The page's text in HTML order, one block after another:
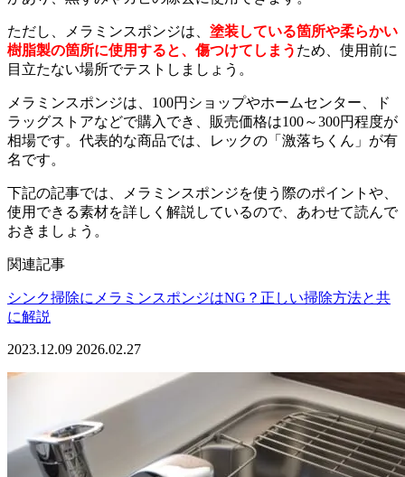
ただし、メラミンスポンジは、 塗装している箇所や柔らかい
樹脂製の箇所に使用すると、傷つけてしまう ため、使用前に
目立たない場所でテストしましょう。
メラミンスポンジは、100円ショップやホームセンター、ド
ラッグストアなどで購入でき、販売価格は100～300円程度が
相場です。代表的な商品では、レックの「激落ちくん」が有
名です。
下記の記事では、メラミンスポンジを使う際のポイントや、
使用できる素材を詳しく解説しているので、あわせて読んで
おきましょう。
関連記事
シンク掃除にメラミンスポンジはNG？正しい掃除方法と共
に解説
2023.12.09 2026.02.27